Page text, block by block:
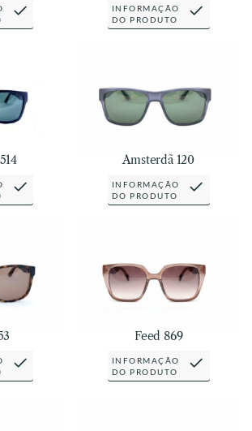
INFORMAÇÃO
DO PRODUTO
Amsterdã 120
INFORMAÇÃO
DO PRODUTO
Feed 869
INFORMAÇÃO
DO PRODUTO